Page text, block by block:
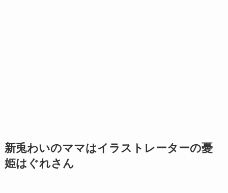
新兎わいのママはイラストレーターの憂
姫はぐれさん